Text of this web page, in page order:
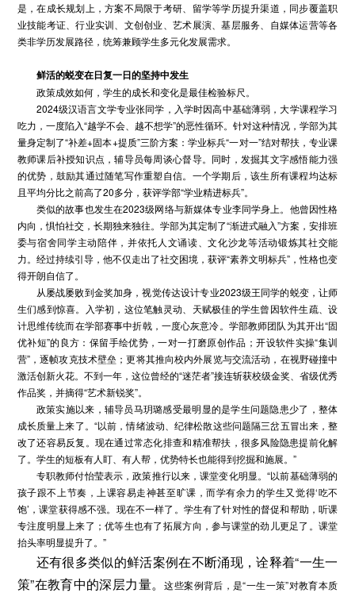
是，在成长规划上，方案不局限于考研、留学等学历提升渠道，同步覆盖职
业技能考证、行业实训、文创创业、艺术展演、基层服务、自媒体运营等各
类非学历发展路径，统筹兼顾学生多元化发展需求。
鲜活的蜕变在日复一日的坚持中发生
政策成效如何，学生的成长和变化是最佳检验标尺。
2024级汉语言文学专业张同学，入学时因高中基础薄弱，大学课程学习
吃力，一度陷入“越学不会、越不想学”的恶性循环。针对这种情况，学部为其
量身定制了“补差+固本+提质”三阶方案：学业标兵“一对一”结对帮扶，专业课
教师课后补授知识点，辅导员每周谈心督导。同时，发掘其文字感悟能力强
的优势，鼓励其通过随笔写作重塑自信。一个学期后，该生所有课程均达标
且平均分比之前高了20多分，获评学部“学业精进标兵”。
类似的故事也发生在2023级网络与新媒体专业李同学身上。他曾因性格
内向，惧怕社交，长期独来独往。学部为其定制了“渐进式融入”方案，安排班
委与宿舍同学主动陪伴，并依托人文诵读、文化沙龙等活动锻炼其社交能
力。经过持续引导，他不仅走出了社交困境，获评“素养文明标兵”，性格也变
得开朗自信了。
从屡战屡败到金奖加身，视觉传达设计专业2023级王同学的蜕变，让师
生们感到惊喜。入学初，这位笔触灵动、天赋极佳的学生曾因软件生疏、设
计思维传统而在学部赛事中折戟，一度心灰意冷。学部教师团队为其开出“固
优补短”的良方：保留手绘优势，一对一打磨原创作品；开设软件实操“集训
营”，逐帧攻克技术壁垒；更将其推向校内外展览与交流活动，在视野碰撞中
激活创新火花。不到一年，这位曾经的“迷茫者”接连斩获校级金奖、省级优秀
作品奖，并摘得“艺术新锐奖”。
政策实施以来，辅导员马玥璐感受最明显的是学生问题隐患少了，整体
成长质量上来了。“以前，情绪波动、纪律松散这些问题隔三岔五冒出来，整
改了还容易反复。现在通过常态化排查和精准帮扶，很多风险隐患提前化解
了。学生的短板有人盯、有人帮，优势特长也能得到挖掘和施展。”
专职教师付怡莹表示，政策推行以来，课堂变化明显。“以前基础薄弱的
孩子跟不上节奏，上课容易走神甚至旷课，而学有余力的学生又觉得‘吃不
饱’，课堂获得感不强。现在不一样了。学生有了针对性的督促和帮助，听课
专注度明显上来了；优等生也有了拓展方向，参与课堂的劲儿更足了。课堂
抬头率明显提升了。”
还有很多类似的鲜活案例在不断涌现，诠释着“一生一
策”在教育中的深层力量。这些案例背后，是“一生一策”对教育本质